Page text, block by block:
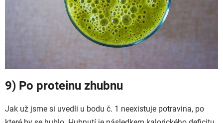
9) Po proteinu zhubnu
Jak už jsme si uvedli u bodu č. 1 neexistuje potravina, po